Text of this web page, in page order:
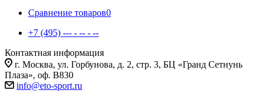
Сравнение товаров0
+7 (495) --- - -- - --
Контактная информация
г. Москва, ул. Горбунова, д. 2, стр. 3, БЦ «Гранд Сетнунь
Плаза», оф. В830
info@eto-sport.ru